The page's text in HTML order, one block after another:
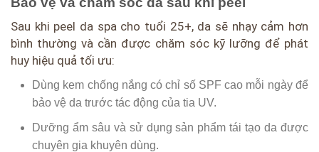
Sau khi peel da spa cho tuổi 25+, da sẽ nhạy cảm hơn
bình thường và cần được chăm sóc kỹ lưỡng để phát
huy hiệu quả tối ưu:
Dùng kem chống nắng có chỉ số SPF cao mỗi ngày để
bảo vệ da trước tác động của tia UV.
Dưỡng ẩm sâu và sử dụng sản phẩm tái tạo da được
chuyên gia khuyên dùng.